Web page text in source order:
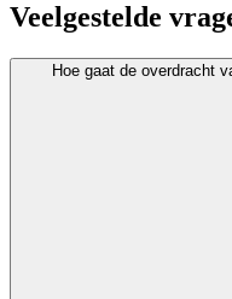
Veelgestelde
Hoe gaat de overdracht